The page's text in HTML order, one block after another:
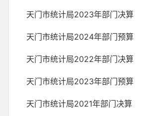
天门市统计局2023年部门决算
天门市统计局2024年部门预算
天门市统计局2022年部门决算
天门市统计局2023年部门预算
天门市统计局2021年部门决算